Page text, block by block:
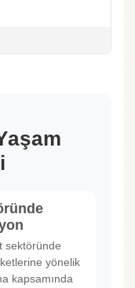
sektöründe
yönelik
kapsamında